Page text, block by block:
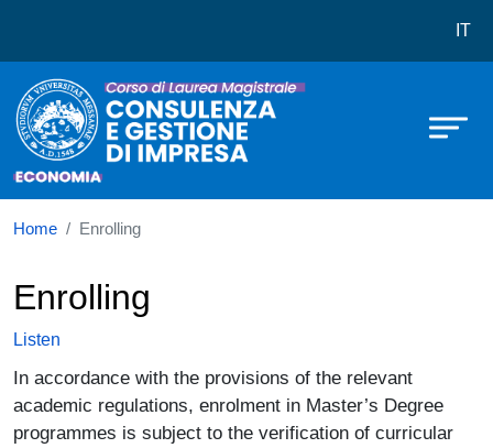
Corso di laurea in Consulenza e IT
Home Enrolling
Enrolling
Listen
In accordance with the provisions of the relevant
academic regulations, enrolment in Master’s Degree
programmes is subject to the verification of curricular